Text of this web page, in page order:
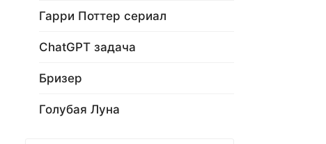
Гарри Поттер сериал
ChatGPT задача
Бризер
Голубая Луна